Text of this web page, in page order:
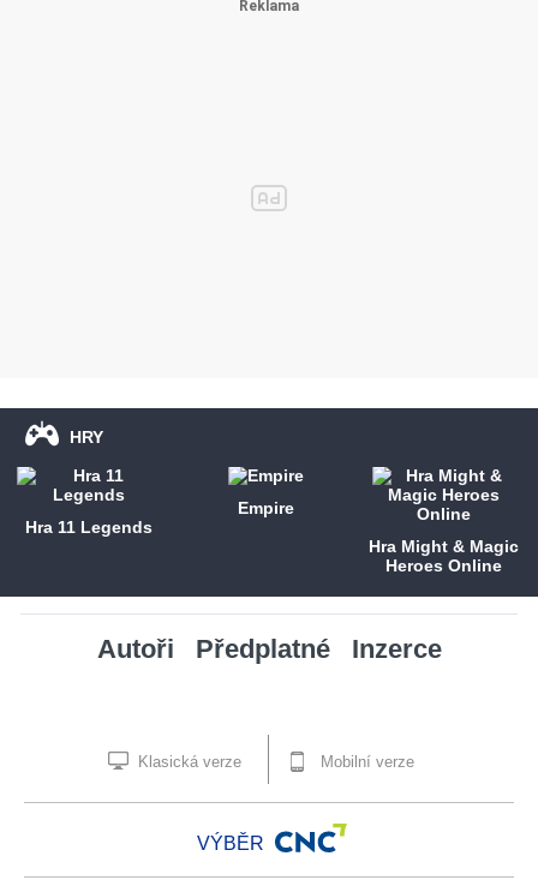
HRY
Hra 11 Legends
Empire
Hra Might & Magic
Heroes Online
Autoři Předplatné Inzerce
Klasická verze Mobilní verze
VÝBĚR